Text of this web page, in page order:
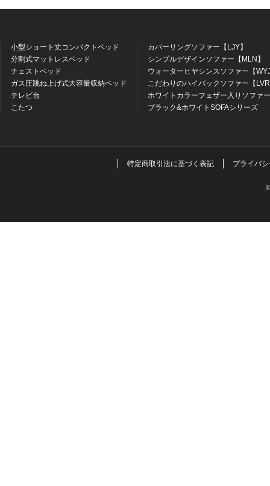
小型ショート丈コンパクトベッド
分割式マットレスベッド
チェストベッド
ガス圧跳ね上げ式大容量収納ベッド
テレビ台
こたつ
カバーリングソファー【LJY】
シンプルデザインソファー【MLN】
ウォーターヒヤシンスソファー【
こだわりのハイバックソファー【
ホワイトカラーフェザー入りソファ
ブラック&ホワイトSOFAシリーズ
特定商取引法に基づく表記 プライバ